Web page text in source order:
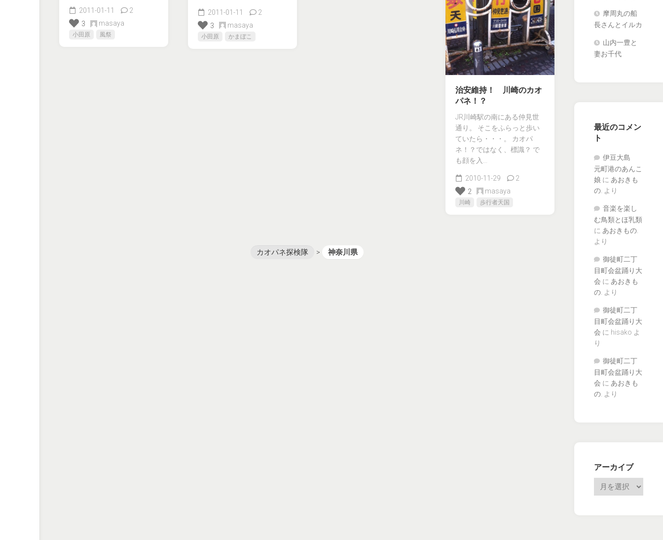
2011-01-11
2
3
masaya
小田原 風祭
2011-01-11
2
3
masaya
小田原 かまぼこ
治安維持！ 川崎のカオ
パネ！？
JR川崎駅の南にある仲見世
通り。 そこをふらっと歩い
ていたら・・・。 カオパ
ネ！？ではなく、標識？ で
も顔を入...
2010-11-29
2
2
masaya
川崎 歩行者天国
カオパネ探検隊 > 神奈川県
摩周丸の船
長さんとイルカ
山内一豊と
妻お千代
最近のコメン
ト
伊豆大島
元町港のあんこ
娘 に あおきも
の. より
音楽を楽し
む鳥類とほ乳類
に あおきもの.
より
御徒町二丁
目町会盆踊り大
会 に あおきも
の. より
御徒町二丁
目町会盆踊り大
会 に hisako よ
り
御徒町二丁
目町会盆踊り大
会 に あおきも
の. より
アーカイブ